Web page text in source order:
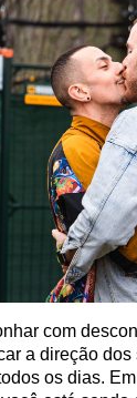
com
a direção
os dias.